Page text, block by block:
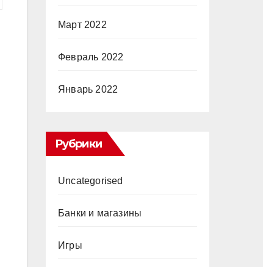
Март 2022
Февраль 2022
Январь 2022
Рубрики
Uncategorised
Банки и магазины
Игры